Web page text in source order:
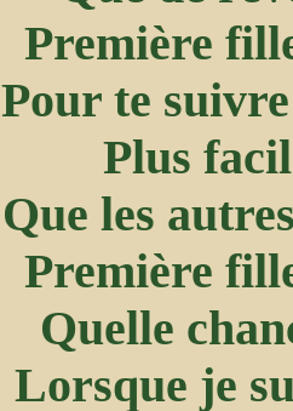
Première
Pour te
Plus
Que les
Première
Quelle
Lorsque je